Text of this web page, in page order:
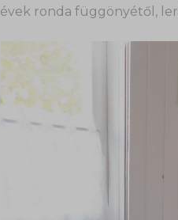
évek ronda függönyétől,